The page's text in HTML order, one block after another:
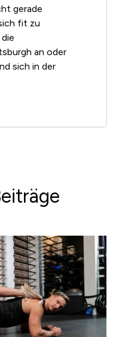
gerade
fit zu
an oder
sich in der